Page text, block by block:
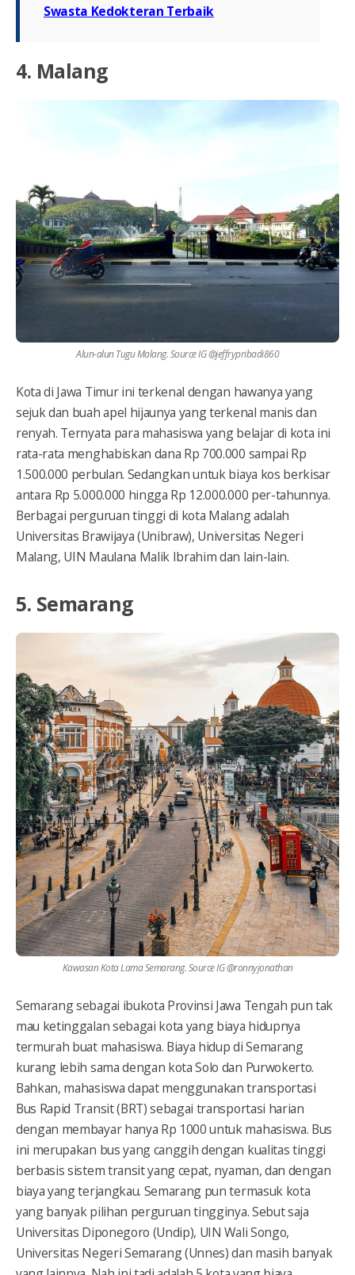
Swasta Kedokteran Terbaik
4. Malang
Alun-alun Tugu Malang. Source IG @jeffrypribadi860
Kota di Jawa Timur ini terkenal dengan hawanya yang
sejuk dan buah apel hijaunya yang terkenal manis dan
renyah. Ternyata para mahasiswa yang belajar di kota ini
rata-rata menghabiskan dana Rp 700.000 sampai Rp
1.500.000 perbulan. Sedangkan untuk biaya kos berkisar
antara Rp 5.000.000 hingga Rp 12.000.000 per-tahunnya.
Berbagai perguruan tinggi di kota Malang adalah
Universitas Brawijaya (Unibraw), Universitas Negeri
Malang, UIN Maulana Malik Ibrahim dan lain-lain.
5. Semarang
Kawasan Kota Lama Semarang. Source IG @ronnyjonathan
Semarang sebagai ibukota Provinsi Jawa Tengah pun tak
mau ketinggalan sebagai kota yang biaya hidupnya
termurah buat mahasiswa. Biaya hidup di Semarang
kurang lebih sama dengan kota Solo dan Purwokerto.
Bahkan, mahasiswa dapat menggunakan transportasi
Bus Rapid Transit (BRT) sebagai transportasi harian
dengan membayar hanya Rp 1000 untuk mahasiswa. Bus
ini merupakan bus yang canggih dengan kualitas tinggi
berbasis sistem transit yang cepat, nyaman, dan dengan
biaya yang terjangkau. Semarang pun termasuk kota
yang banyak pilihan perguruan tingginya. Sebut saja
Universitas Diponegoro (Undip), UIN Wali Songo,
Universitas Negeri Semarang (Unnes) dan masih banyak